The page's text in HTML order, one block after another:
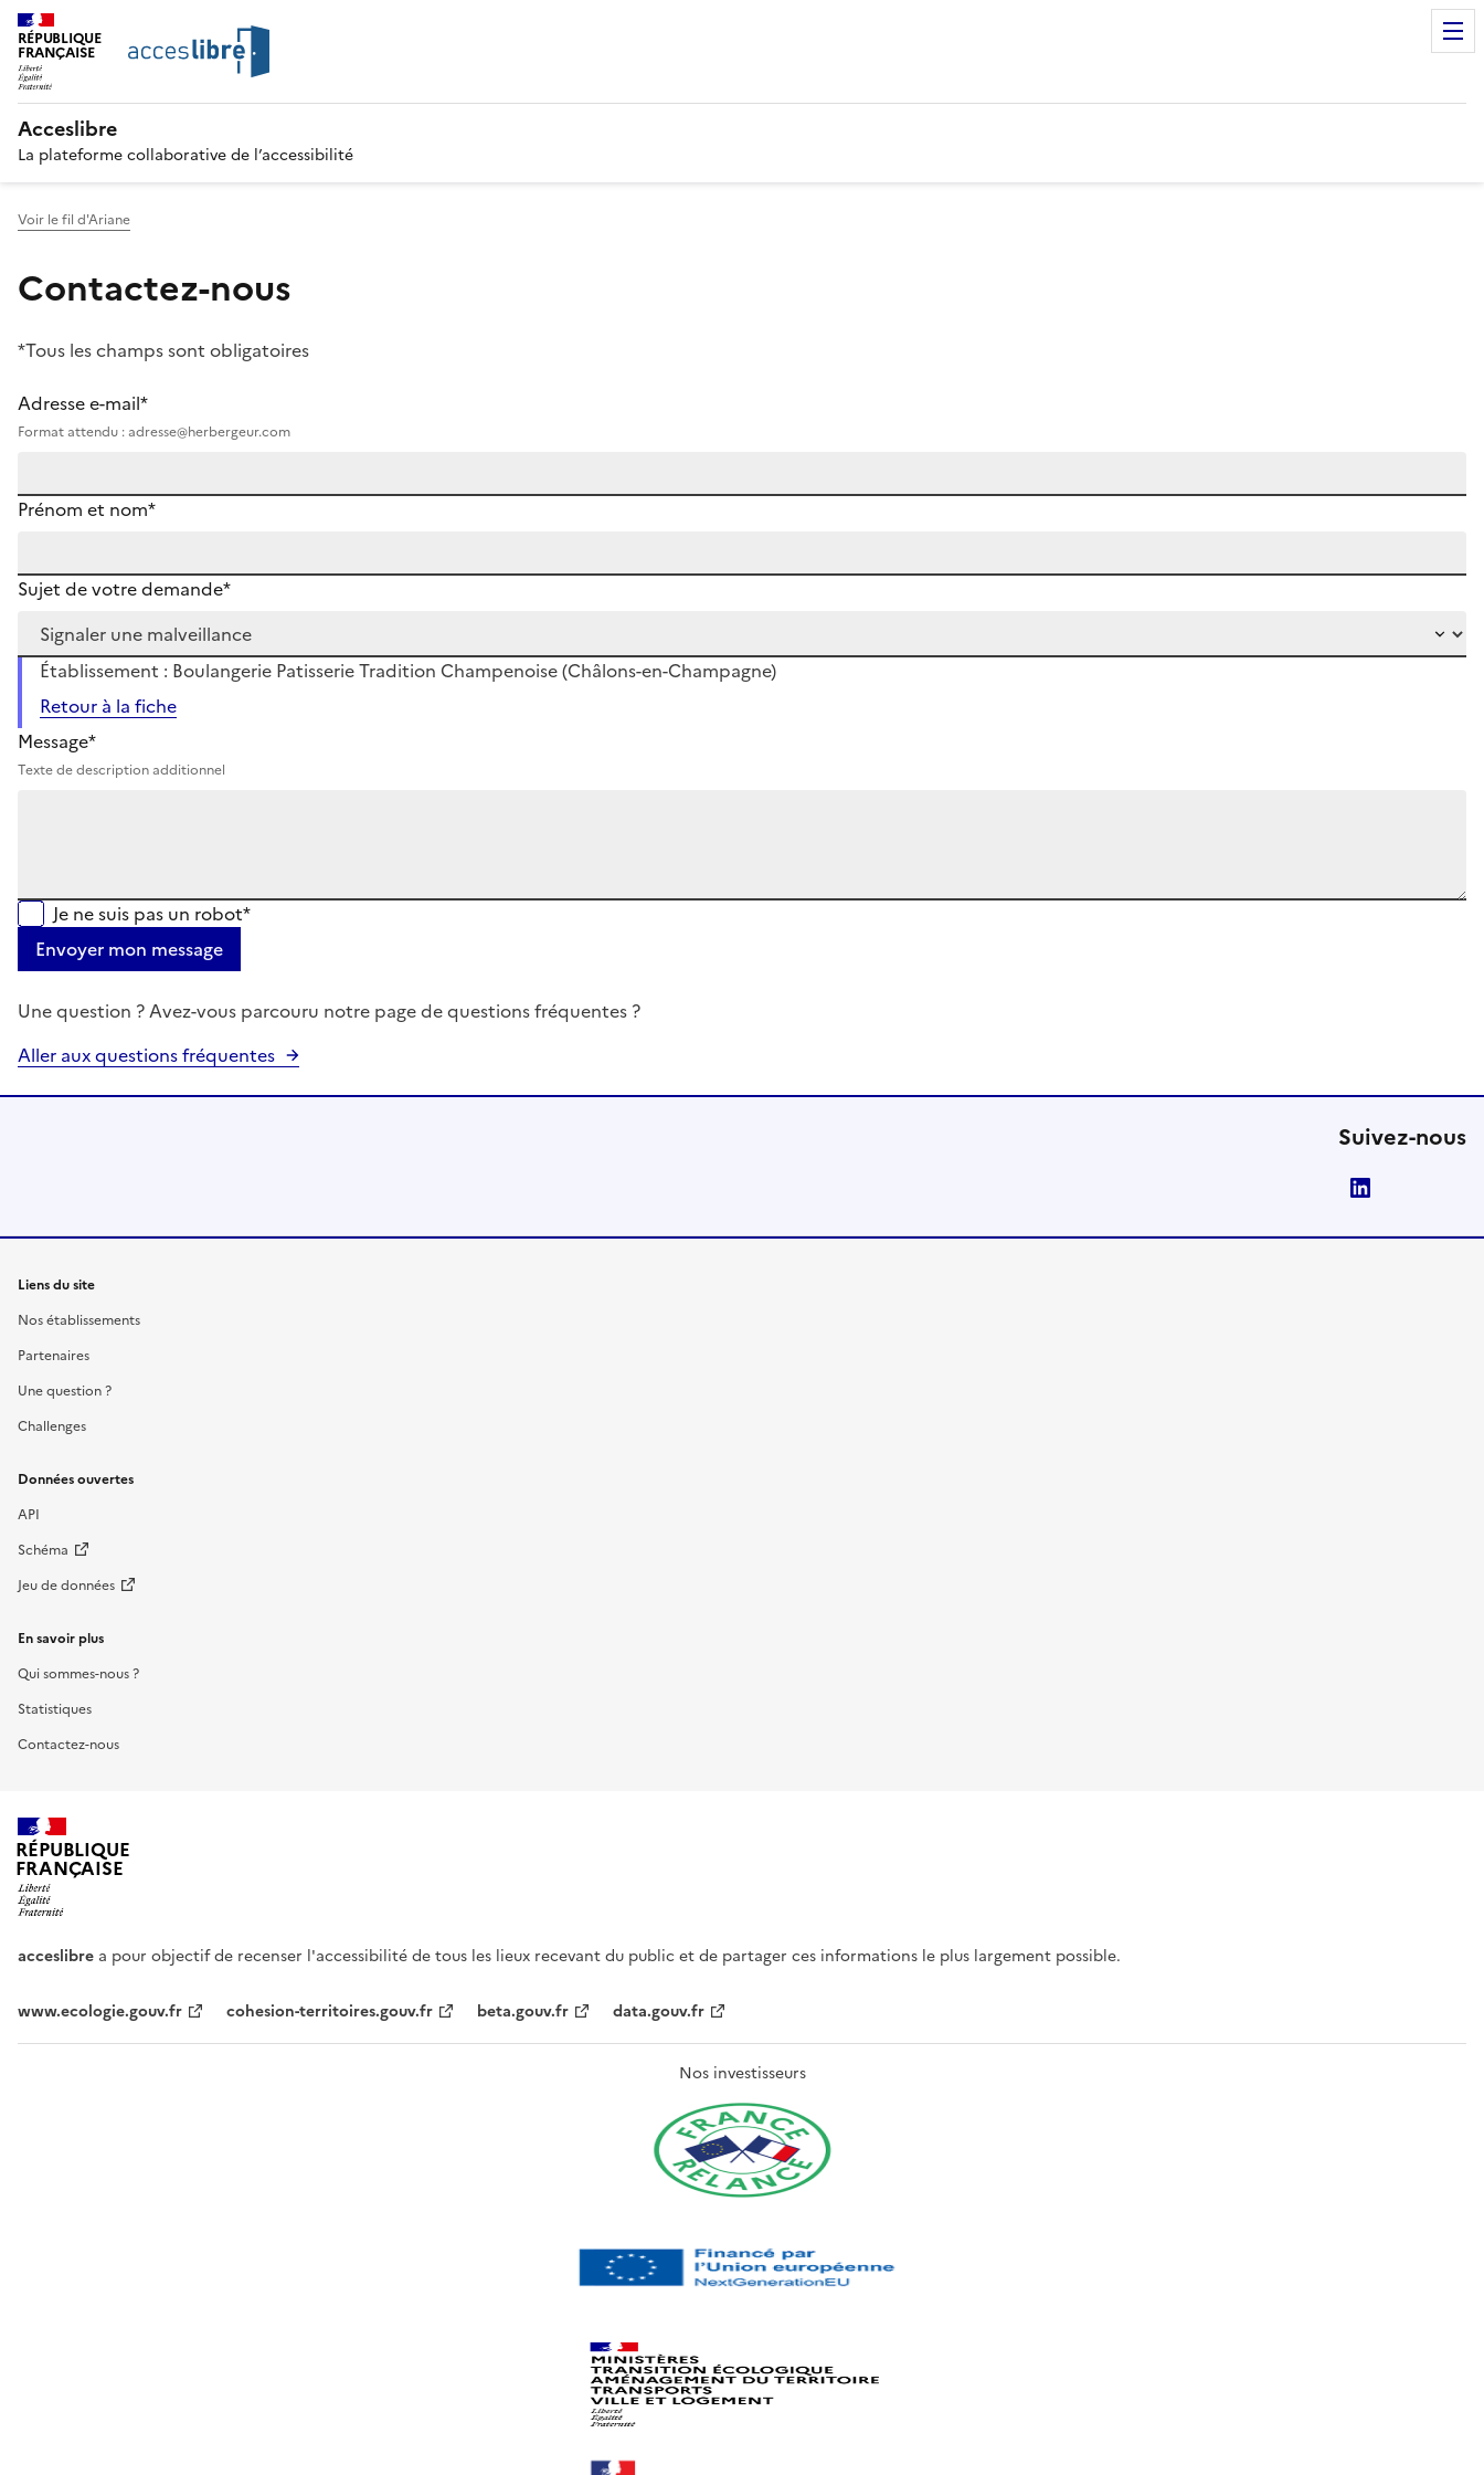
RÉPUBLIQUE
FRANÇAISE
Acceslibre
La plateforme collaborative de l’accessibilité
Voir le fil d'Ariane
Contactez-nous
*Tous les champs sont obligatoires
Adresse e-mail*
Format attendu : adresse@herbergeur.com
Prénom et nom*
Sujet de votre demande*
Établissement : Boulangerie Patisserie Tradition Champenoise (Châlons-en-Champagne)
Retour à la fiche
Message*
Texte de description additionnel
Je ne suis pas un robot*
Envoyer mon message
Une question ? Avez-vous parcouru notre page de questions fréquentes ?
Aller aux questions fréquentes
Suivez-nous
Liens du site
Nos établissements
Partenaires
Une question ?
Challenges
Données ouvertes
API
Schéma
Jeu de données
En savoir plus
Qui sommes-nous ?
Statistiques
Contactez-nous
RÉPUBLIQUE
FRANÇAISE
acceslibre a pour objectif de recenser l'accessibilité de tous les lieux recevant du public et de partager ces informations le plus largement possible.
www.ecologie.gouv.fr cohesion-territoires.gouv.fr beta.gouv.fr data.gouv.fr
Nos investisseurs